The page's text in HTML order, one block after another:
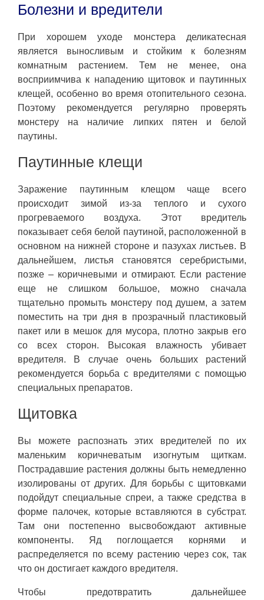
Болезни и вредители
При хорошем уходе монстера деликатесная
является выносливым и стойким к болезням
комнатным растением. Тем не менее, она
восприимчива к нападению щитовок и паутинных
клещей, особенно во время отопительного сезона.
Поэтому рекомендуется регулярно проверять
монстеру на наличие липких пятен и белой
паутины.
Паутинные клещи
Заражение паутинным клещом чаще всего
происходит зимой из-за теплого и сухого
прогреваемого воздуха. Этот вредитель
показывает себя белой паутиной, расположенной в
основном на нижней стороне и пазухах листьев. В
дальнейшем, листья становятся серебристыми,
позже – коричневыми и отмирают. Если растение
еще не слишком большое, можно сначала
тщательно промыть монстеру под душем, а затем
поместить на три дня в прозрачный пластиковый
пакет или в мешок для мусора, плотно закрыв его
со всех сторон. Высокая влажность убивает
вредителя. В случае очень больших растений
рекомендуется борьба с вредителями с помощью
специальных препаратов.
Щитовка
Вы можете распознать этих вредителей по их
маленьким коричневатым изогнутым щиткам.
Пострадавшие растения должны быть немедленно
изолированы от других. Для борьбы с щитовками
подойдут специальные спреи, а также средства в
форме палочек, которые вставляются в субстрат.
Там они постепенно высвобождают активные
компоненты. Яд поглощается корнями и
распределяется по всему растению через сок, так
что он достигает каждого вредителя.
Чтобы предотвратить дальнейшее